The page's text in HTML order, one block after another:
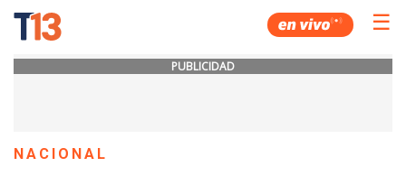
☰
PUBLICIDAD
NACIONAL